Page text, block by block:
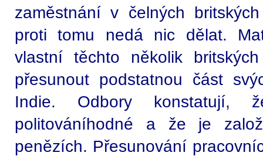
zaměstnání v čelných
proti tomu nedá nic dělat.
vlastní těchto několik
přesunout podstatnou část
Indie. Odbory konstatují,
politováníhodné a že je
penězích. Přesunování